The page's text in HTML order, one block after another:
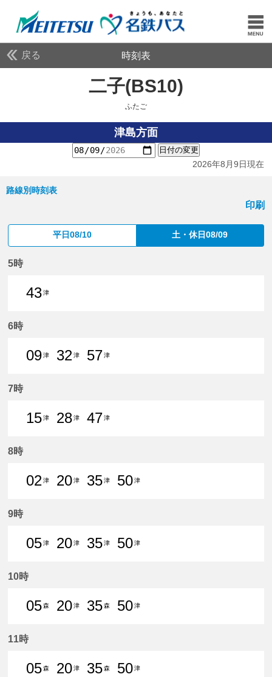
戻る 時刻表
二子(BS10)
ふたご
津島方面
日付の変更
2026年8月9日現在
路線別時刻表
印刷
平日08/10 土・休日08/09
5時
43津
6時
09津
32津
57津
7時
15津
28津
47津
8時
02津
20津
35津
50津
9時
05津
20津
35津
50津
10時
05森
20津
35森
50津
11時
05森
20津
35森
50津